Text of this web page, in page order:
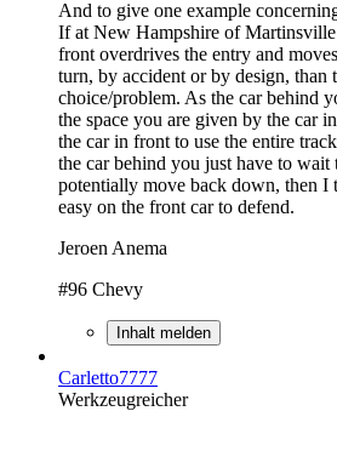
And to give one example
If at New Hampshire of
front overdrives the entry and
turn, by accident or by design, than
choice/problem. As the car behind
the space you are given by the car
the car in front to use the entire
the car behind you just have to wait
potentially move back down, then
easy on the front car to defend.
Jeroen Anema
#96 Chevy
Inhalt melden
Carletto7777
Werkzeugreicher